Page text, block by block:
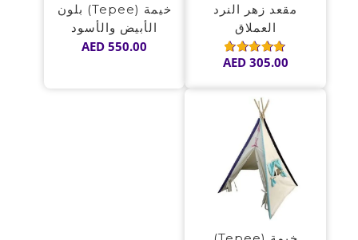
مقعد زهر النرد
العملاق
تم AED305.00
خيمة (Tepee) بلون
الأبيض والأسود
AED 550.00